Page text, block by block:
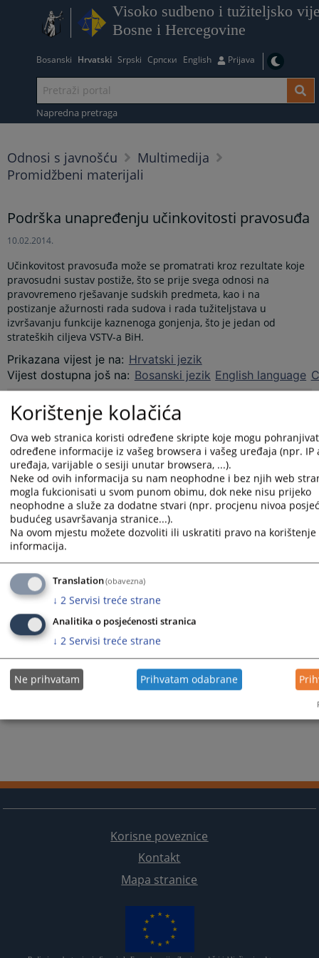
Visoko sudbeno i tužiteljsko
Bosne i Hercegovine
Bosanski Hrvatski Srpski Српски English Prijava
Napredna pretraga
Odnosi s javnošću
Multimedija
Promidžbeni materijali
Podrška unapređenju učinkovitosti pravosuđa
10.02.2014.
Učinkovitost pravosuđa može se promatrati kroz rezultate koje
pravosudni sustav postiže, što se prije svega odnosi na
pravovremeno rješavanje sudskih predmeta, kao i na
postizanje ažurnosti rada sudova i rada tužiteljstava u
izvršavanju funkcije kaznenoga gonjenja, što je jedan od
strateških ciljeva VSTV-a BiH.
Prikazana vijest je na: Hrvatski jezik
Vijest dostupna još na: Bosanski jezik English language
Prateći dokumenti
Podrška unapređenju učinkovitosti pravosuđa
3621PREGLEDA
Korisne poveznice
Kontakt
Mapa stranice
Korištenje kolačića
Ova web stranica koristi određene skripte koje mogu
određene informacije iz vašeg browsera i vašeg uređaja (npr. IP
uređaja, varijable o sesiji unutar browsera, ...).
Neke od ovih informacija su nam neophodne i bez njih web
mogla fukcionisati u svom punom obimu, dok neke nisu prijeko
neophodne a služe za dodatne stvari (npr. procjenu nivoa
budućeg usavršavanja stranice...).
Na ovom mjestu možete dozvoliti ili uskratiti pravo na
informacija.
Translation(obavezna)
↓ 2 Servisi treće strane
Analitika o posjećenosti stranica
↓ 2 Servisi treće strane
Ne prihvatam Prihvatam odabrane